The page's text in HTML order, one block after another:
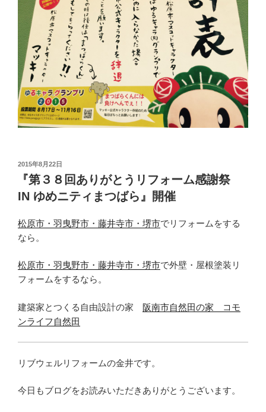
投
2015年8月22日
『第３８回ありがとうリフォーム感謝祭
IN ゆめニティまつばら』開催
松原市・羽曳野市・藤井寺市・堺市でリフォームをする
なら。
松原市・羽曳野市・藤井寺市・堺市で外壁・屋根塗装リ
フォームをするなら。
建築家とつくる自由設計の家 阪南市自然田の家 コモ
ンライフ自然田
リブウェルリフォームの金井です。
今日もブログをお読みいただきありがとうございます。